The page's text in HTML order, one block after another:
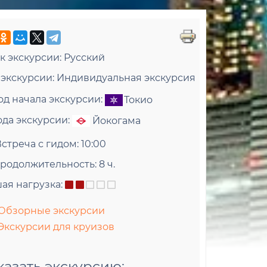
квартал
крупный китайский район в
Парк
Роскошный
панорамный
экскурсии: Русский
Индивидуальная экскурсия
начала экскурсии:
Токио
экскурсии:
Йокогама
с гидом:10:00
8 ч.
нагрузка:
экскурсии
для круизов